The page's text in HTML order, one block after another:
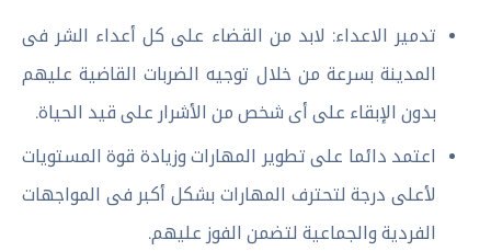
تدمير الاعداء: لابد من القضاء على كل أعداء الشر فى
المدينة بسرعة من خلال توجيه الضربات القاضية عليهم
بدون الإبقاء على أى شخص من الأشرار على قيد الحياة.
اعتمد دائما على تطوير المهارات وزيادة قوة المستويات
لأعلى درجة لتحترف المهارات بشكل أكبر فى المواجهات
الفردية والجماعية لتضمن الفوز عليهم.